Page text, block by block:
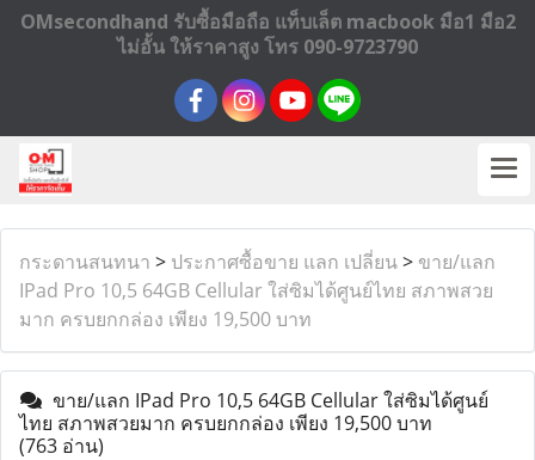
OMsecondhand รับซื้อมือถือ แท็บเล็ต macbook มือ1 มือ2
ไม่อั้น ให้ราคาสูง โทร 090-9723790
กระดานสนทนา > ประกาศซื้อขาย แลก เปลี่ยน> ขาย/แลก
IPad Pro 10,5 64GB Cellular ใส่ซิมได้ศูนย์ไทย สภาพสวย
มาก ครบยกกล่อง เพียง 19,500 บาท
ขาย/แลก IPad Pro 10,5 64GB Cellular ใส่ซิมได้ศูนย์
ไทย สภาพสวยมาก ครบยกกล่อง เพียง 19,500 บาท
(763 อ่าน)